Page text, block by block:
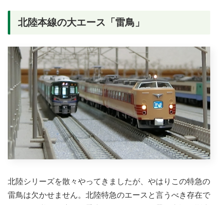
北陸本線の大エース「雷鳥」
北陸シリーズを散々やってきましたが、やはりこの特急の
雷鳥は欠かせません。北陸特急のエースと言うべき存在で